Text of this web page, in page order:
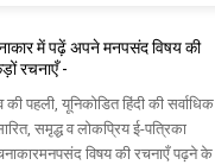
में पढ़ें अपने मनपसंद विषय की
रचनाएँ -
की पहली, यूनिकोडित हिंदी की सर्वाधिक
समृद्ध व लोकप्रिय ई-पत्रिका
विषय की रचनाएँ पढ़ने के